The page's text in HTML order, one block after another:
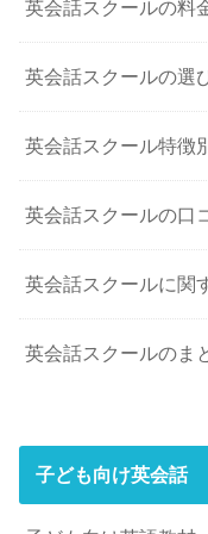
英会話スクールの料
英会話スクールの選
英会話スクール特徴
英会話スクールの口
英会話スクールに関
英会話スクールのま
子ども向け英会話